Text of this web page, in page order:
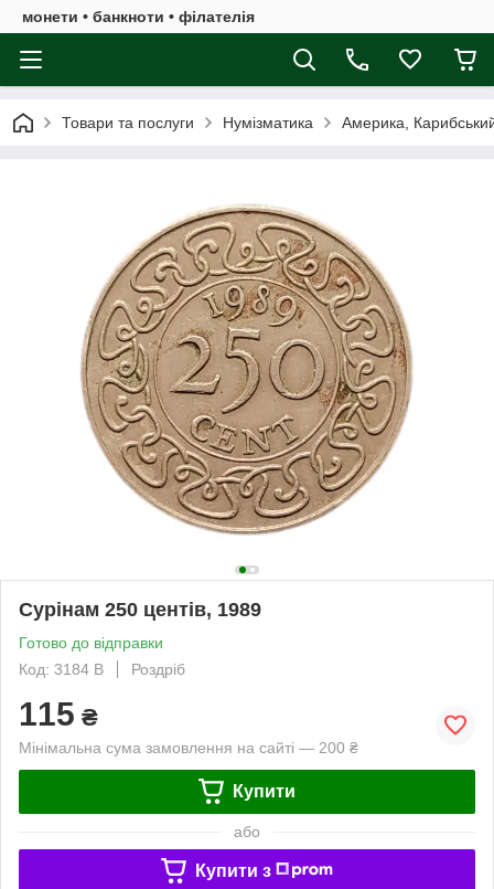
монети • банкноти • філателія
Товари та послуги Нумізматика Америка,
Сурінам 250 центів, 1989
Готово до відправки
Код: 3184 B
Роздріб
115 ₴
Мінімальна сума замовлення на сайті — 200 ₴
Купити
або
Купити з